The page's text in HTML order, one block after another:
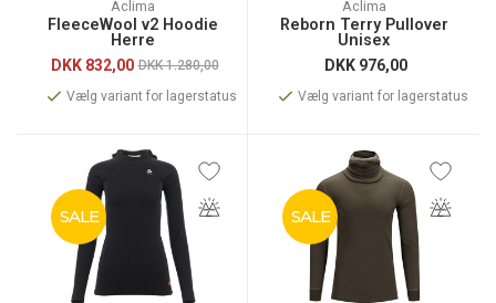
Aclima
FleeceWool v2 Hoodie
Herre
DKK832,00 DKK 1.280,00
Vælg variant for lagerstatus
Aclima
Reborn Terry Pullover
Unisex
DKK 976,00
Vælg variant for lagerstatus
SALE SALE